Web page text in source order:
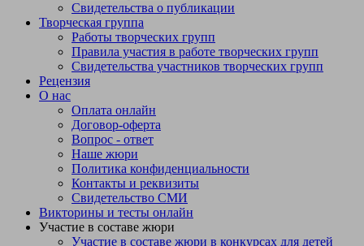
Свидетельства о публикации
Творческая группа
Работы творческих групп
Правила участия в работе творческих групп
Свидетельства участников творческих групп
Рецензия
О нас
Оплата онлайн
Договор-оферта
Вопрос - ответ
Наше жюри
Политика конфиденциальности
Контакты и реквизиты
Свидетельство СМИ
Викторины и тесты онлайн
Участие в составе жюри
Участие в составе жюри в конкурсах для детей